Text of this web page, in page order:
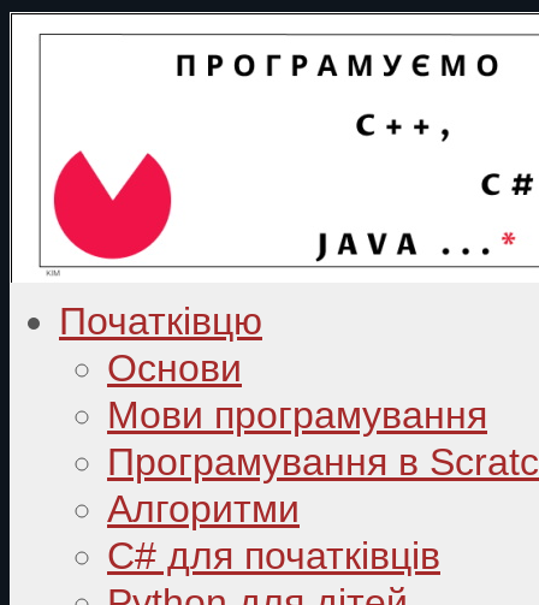
Початківцю
Основи
Мови програмування
Програмування в
Алгоритми
C# для початківців